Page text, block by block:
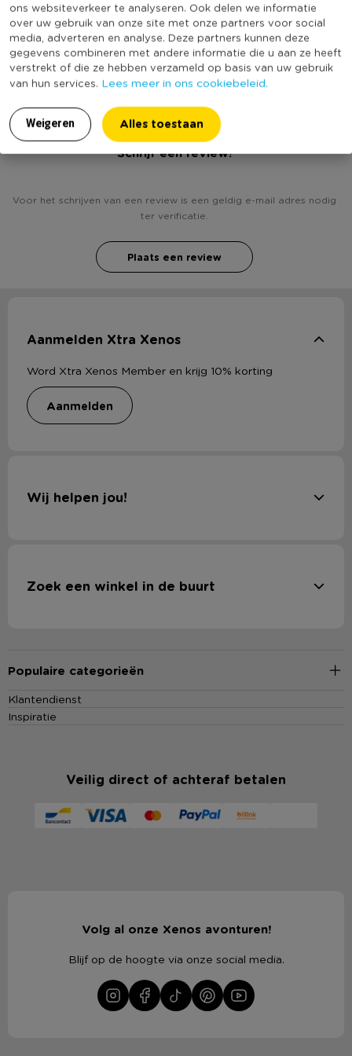
ons websiteverkeer te analyseren. Ook delen we informatie
over uw gebruik van onze site met onze partners voor social
media, adverteren en analyse. Deze partners kunnen deze
gegevens combineren met andere informatie die u aan ze heeft
verstrekt of die ze hebben verzameld op basis van uw gebruik
van hun services. Lees meer in ons cookiebeleid.
Weigeren Alles toestaan
Kleur
Transparant
Duurzaamheidsscore
(Nog) geen score
bekend
Heb jij Kerstbal met takjes en verlichting - 15 cm?
Schrijf een review!
Voor het schrijven van een review is een geldig e-mail adres nodig
ter verificatie.
Plaats een review
Aanmelden Xtra Xenos
Word Xtra Xenos Member en krijg 10% korting
aanmelden
Wij helpen jou!
Zoek een winkel in de buurt
Populaire categorieën
Klantendienst
Inspiratie
Veilig direct of achteraf betalen
Volg al onze Xenos avonturen!
Blijf op de hoogte via onze social media.